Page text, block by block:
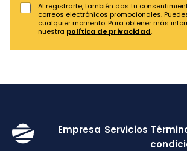
Al registrarte, también das tu
correos electrónicos promocionales.
cualquier momento. Para obtener más
nuestra política de privacidad.
Empresa Servicios